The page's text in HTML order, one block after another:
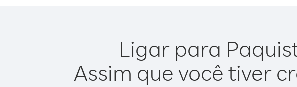
Ligar para
Assim que você tiver